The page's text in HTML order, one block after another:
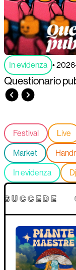
In evidenza •
Questionario
Festival Live
Market
In evidenza